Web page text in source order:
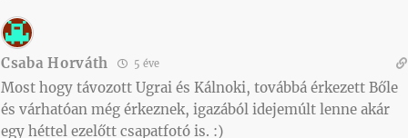
Csaba Horváth 5 éve
Most hogy távozott Ugrai és Kálnoki, továbbá érkezett Bőle
és várhatóan még érkeznek, igazából idejemúlt lenne akár
egy héttel ezelőtt csapatfotó is. :)